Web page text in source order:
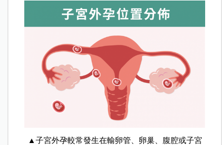
▲子宮外孕較常發生在輸卵管、卵巢、腹腔或子宮